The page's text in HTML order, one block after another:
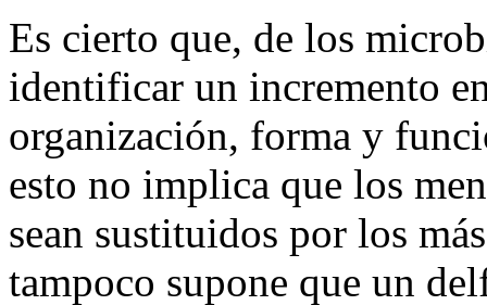
Es cierto que, de los
identificar un incremento
organización, forma y
esto no implica que los
sean sustituidos por los
tampoco supone que un